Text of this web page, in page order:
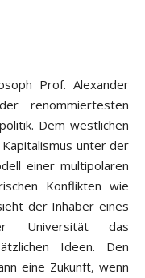
Prof. Alexander
renommiertesten
Dem westlichen
unter der
einer multipolaren
Konflikten wie
der Inhaber eines
Universität das
Ideen. Den
eine Zukunft, wenn